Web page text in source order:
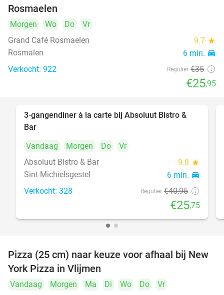
Rosmaelen
Morgen Wo Do
Vr
Grand Café Rosmaelen
9.7 star
Rosmalen 6 min. directions_car
Verkocht: 922 Regulier €35
€25,95
37%
3-gangendiner à la carte bij Absoluut Bistro &
Bar
Vandaag
Morgen Do
Vr
Absoluut Bistro & Bar
9.8 star
Sint-Michielsgestel 6 min. directions_car
Verkocht: 328 Regulier €40,95
€25,75
55%
Pizza (25 cm) naar keuze voor afhaal bij New
York Pizza in Vlijmen
Vandaag Morgen Ma Di Wo Do
Vr